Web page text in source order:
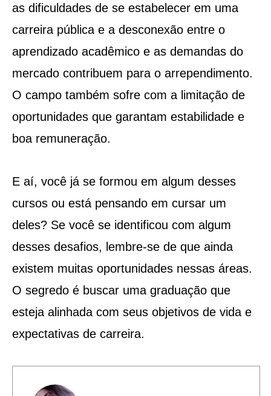
as dificuldades de se estabelecer em uma
carreira pública e a desconexão entre o
aprendizado acadêmico e as demandas do
mercado contribuem para o arrependimento.
O campo também sofre com a limitação de
oportunidades que garantam estabilidade e
boa remuneração.
E aí, você já se formou em algum desses
cursos ou está pensando em cursar um
deles? Se você se identificou com algum
desses desafios, lembre-se de que ainda
existem muitas oportunidades nessas áreas.
O segredo é buscar uma graduação que
esteja alinhada com seus objetivos de vida e
expectativas de carreira.